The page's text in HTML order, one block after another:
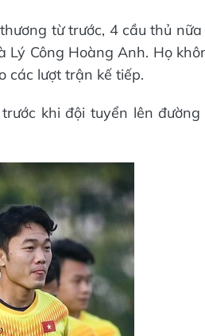
từ trước, 4 cầu thủ nữa
Lý Công Hoàng Anh. Họ
các lượt trận kế tiếp.
khi đội tuyển lên đường